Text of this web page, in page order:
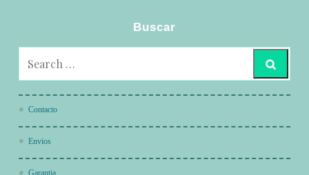
Buscar
Contacto
Envios